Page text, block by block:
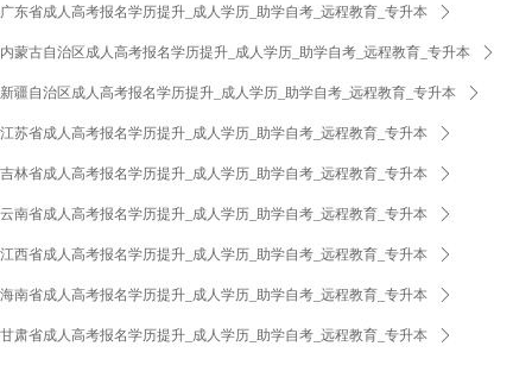
广东省成人高考报名学历提升_成人学历_助学自考_远程教育_专升本 ꄲ
内蒙古自治区成人高考报名学历提升_成人学历_助学自考_远程教育_专升本 ꄲ
新疆自治区成人高考报名学历提升_成人学历_助学自考_远程教育_专升本 ꄲ
江苏省成人高考报名学历提升_成人学历_助学自考_远程教育_专升本 ꄲ
吉林省成人高考报名学历提升_成人学历_助学自考_远程教育_专升本 ꄲ
云南省成人高考报名学历提升_成人学历_助学自考_远程教育_专升本 ꄲ
江西省成人高考报名学历提升_成人学历_助学自考_远程教育_专升本 ꄲ
海南省成人高考报名学历提升_成人学历_助学自考_远程教育_专升本 ꄲ
甘肃省成人高考报名学历提升_成人学历_助学自考_远程教育_专升本 ꄲ